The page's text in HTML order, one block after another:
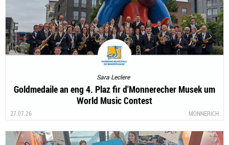
Sara Leclere
Goldmedaile an eng 4. Plaz fir d'Monnerecher Musek um
World Music Contest
27.07.26 MONNERICH